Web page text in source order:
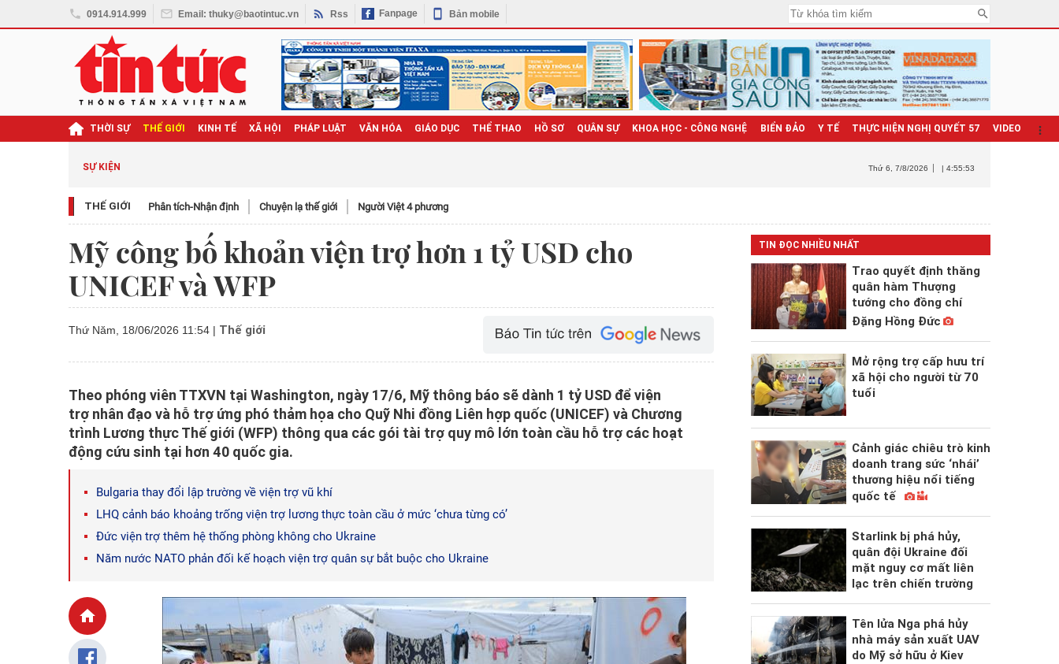
0914.914.999 Email: thuky@baotintuc.vn Rss Fanpage Bản mobile
THỜI SỰ THẾ GIỚI KINH TẾ XÃ HỘI PHÁP LUẬT VĂN HÓA GIÁO DỤC THỂ THAO HỒ SƠ QUÂN SỰ KHOA HỌC - CÔNG NGHỆ BIỂN ĐẢO Y TẾ THỰC HIỆN NGHỊ QUYẾT 57 VIDEO
SỰ KIỆN Thứ 6 , 7/8/2026 | 4:55:54
THẾ GIỚI Phân tích-Nhận định Chuyện lạ thế giới Người Việt 4 phương
Mỹ công bố khoản viện trợ hơn 1 tỷ USD cho
UNICEF và WFP
Thứ Năm, 18/06/2026 11:54 | Thế giới
Theo phóng viên TTXVN tại Washington, ngày 17/6, Mỹ thông báo sẽ dành 1 tỷ USD để viện
trợ nhân đạo và hỗ trợ ứng phó thảm họa cho Quỹ Nhi đồng Liên hợp quốc (UNICEF) và Chương
trình Lương thực Thế giới (WFP) thông qua các gói tài trợ quy mô lớn toàn cầu hỗ trợ các hoạt
động cứu sinh tại hơn 40 quốc gia.
Bulgaria thay đổi lập trường về viện trợ vũ khí
LHQ cảnh báo khoảng trống viện trợ lương thực toàn cầu ở mức ‘chưa từng có’
Đức viện trợ thêm hệ thống phòng không cho Ukraine
Năm nước NATO phản đối kế hoạch viện trợ quân sự bắt buộc cho Ukraine
TIN ĐỌC NHIỀU NHẤT
Trao quyết định thăng
quân hàm Thượng
tướng cho đồng chí
Đặng Hồng Đức
Mở rộng trợ cấp hưu trí
xã hội cho người từ 70
tuổi
Cảnh giác chiêu trò kinh
doanh trang sức ‘nhái’
thương hiệu nổi tiếng
quốc tế
Starlink bị phá hủy,
quân đội Ukraine đối
mặt nguy cơ mất liên
lạc trên chiến trường
Tên lửa Nga phá hủy
nhà máy sản xuất UAV
do Mỹ sở hữu ở Kiev